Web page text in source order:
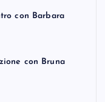
con Barbara
con Bruna